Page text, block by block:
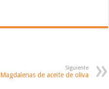
Siguiente
Magdalenas de aceite de oliva